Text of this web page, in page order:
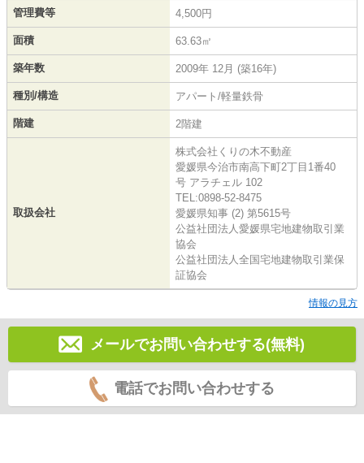
管理費等 4,500円
面積 63.63㎡
築年数 2009年 12月 (築16年)
種別/構造 アパート/軽量鉄骨
階建 2階建
取扱会社
株式会社くりの木不動産
愛媛県今治市南高下町2丁目1番40
号 アラチェル 102
TEL:0898-52-8475
愛媛県知事 (2) 第5615号
公益社団法人愛媛県宅地建物取引業
協会
公益社団法人全国宅地建物取引業保
証協会
情報の見方
メールでお問い合わせする(無料)
電話でお問い合わせする